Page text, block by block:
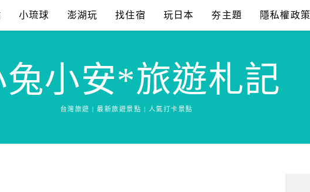
小琉球 澎湖玩 找住宿 玩日本 夯主題 隱私權政策
兔小安*旅遊札記
台灣旅遊 | 最新旅遊景點 | 人氣打卡景點